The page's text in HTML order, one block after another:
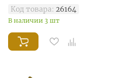
Код товара: 26164
В наличии 3 шт